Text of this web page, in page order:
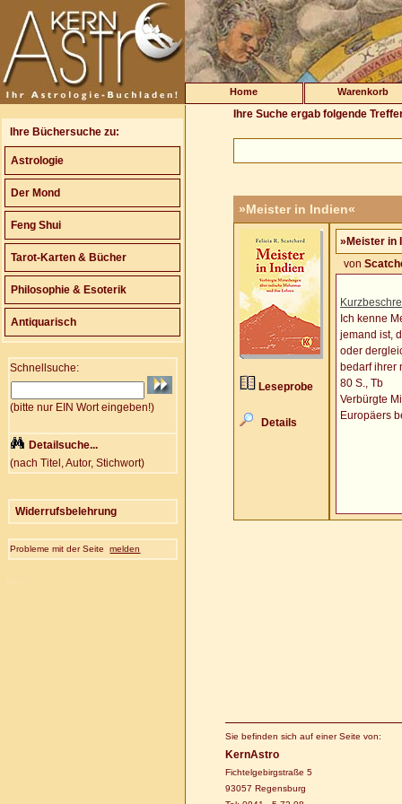
Home Warenkorb
Ihre Büchersuche zu:
Astrologie
Der Mond
Feng Shui
Tarot-Karten & Bücher
Philosophie & Esoterik
Antiquarisch
Schnellsuche:
(bitte nur EIN Wort eingeben!)
Detailsuche...
(nach Titel, Autor, Stichwort)
Widerrufsbelehrung
Probleme mit der Seite melden
Ihre Suche ergab folgende
»Meister in Indien«
Leseprobe
Details
»Meister in
von
Ich kenne
jemand ist,
oder
bedarf ihrer
80 S., Tb
Verbürgte
Europäers
Sie befinden sich auf einer Seite von:
KernAstro
Fichtelgebirgstraße 5
93057 Regensburg